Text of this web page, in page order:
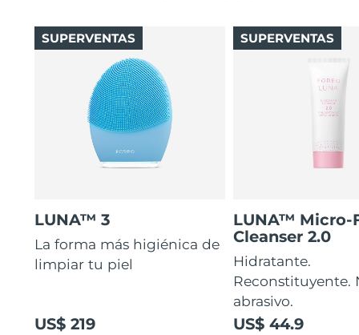
LUNA™ 3
La forma más higiénica de
limpiar tu piel
US$ 219
SUPERVENTAS
LUNA™ Micro-
Cleanser 2.0
Hidratante.
Reconstituyente.
abrasivo.
US$ 44.9
SUPERVENTAS